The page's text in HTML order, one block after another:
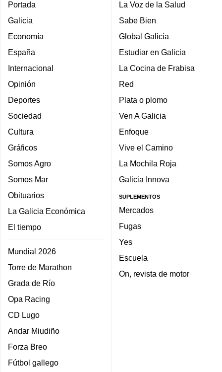
Portada
Galicia
Economía
España
Internacional
Opinión
Deportes
Sociedad
Cultura
Gráficos
Somos Agro
Somos Mar
Obituarios
La Galicia Económica
El tiempo
Mundial 2026
Torre de Marathon
Grada de Río
Opa Racing
CD Lugo
Andar Miudiño
Forza Breo
Fútbol gallego
La Voz de la Salud
Sabe Bien
Global Galicia
Estudiar en Galicia
La Cocina de Frabisa
Red
Plata o plomo
Ven A Galicia
Enfoque
Vive el Camino
La Mochila Roja
Galicia Innova
SUPLEMENTOS
Mercados
Fugas
Yes
Escuela
On, revista de motor